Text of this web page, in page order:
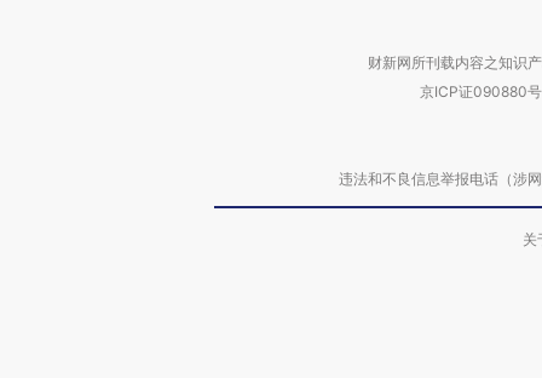
财新网所刊载内容之知识
京ICP证090880号
违法和不良信息举报电话（涉
关